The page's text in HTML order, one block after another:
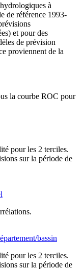
à
de référence 1993-
et pour des
de prévision
proviennent de la
la courbe ROC pour
pour les 2 terciles.
sur la période de
bassin
pour les 2 terciles.
sur la période de